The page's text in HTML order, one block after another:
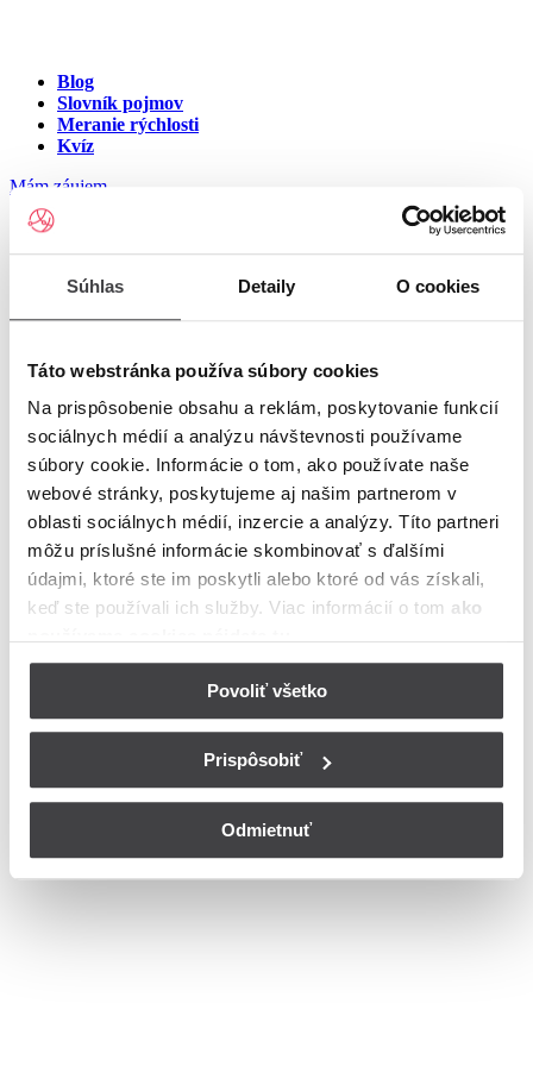
Súhlas Detaily O cookies
Táto webstránka používa súbory cookies
Na prispôsobenie obsahu a reklám, poskytovanie funkcií
sociálnych médií a analýzu návštevnosti používame
súbory cookie. Informácie o tom, ako používate naše
webové stránky, poskytujeme aj našim partnerom v
oblasti sociálnych médií, inzercie a analýzy. Títo partneri
môžu príslušné informácie skombinovať s ďalšími
údajmi, ktoré ste im poskytli alebo ktoré od vás získali,
keď ste používali ich služby. Viac informácií o tom ako
Povoliť všetko
Prispôsobiť
Odmietnuť
Blog
Slovník pojmov
Meranie rýchlosti
Kvíz
Mám záujem
Internet na ulici Dlhá,
Komárno
Zadajte číslo vchodu pre zobrazenie ponuky internetu v meste
Zadajte číslo domu/vchodupre zobrazenie ponuky internetu v
lokalite Komárno
Zoznam čísiel domov/vchodov na ulici Dlhá v meste
Komárno
Bohužiaľ, nedisponujeme zoznamom dostupných čísiel vchodov na
ulici Dlhá v meste Komárno.
© Copyright 2026 Nastavenia cookies